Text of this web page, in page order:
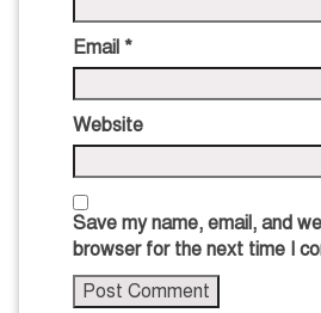
Email *
Website
Save my name, email, and
browser for the next time I